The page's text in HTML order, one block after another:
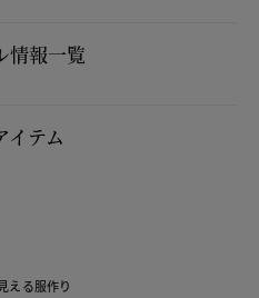
情報一覧
イテム
える服作り